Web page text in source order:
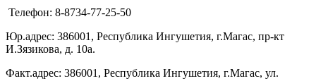
Телефон: 8-8734-77-25-50
Юр.адрес: 386001, Республика Ингушетия, г.Магас, пр-кт
И.Зязикова, д. 10а.
Факт.адрес: 386001, Республика Ингушетия, г.Магас, ул.